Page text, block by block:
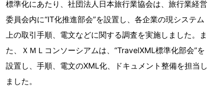
標準化にあたり、社団法人日本旅行業協会は、旅行業経営
委員会内に“IT化推進部会”を設置し、各企業の現システム
上の取引手順、電文などに関する調査を実施しました。ま
た、ＸＭＬコンソーシアムは、“TravelXML標準化部会”を
設置し、手順、電文のXML化、ドキュメント整備を担当し
ました。